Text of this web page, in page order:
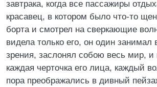
завтрака, когда все пассажиры
красавец, в котором было что-то
борта и смотрел на сверкающие
видела только его, он один занимал
зрения, заслонял собою весь мир, и
каждая черточка его лица, каждый
пора преображались в дивный